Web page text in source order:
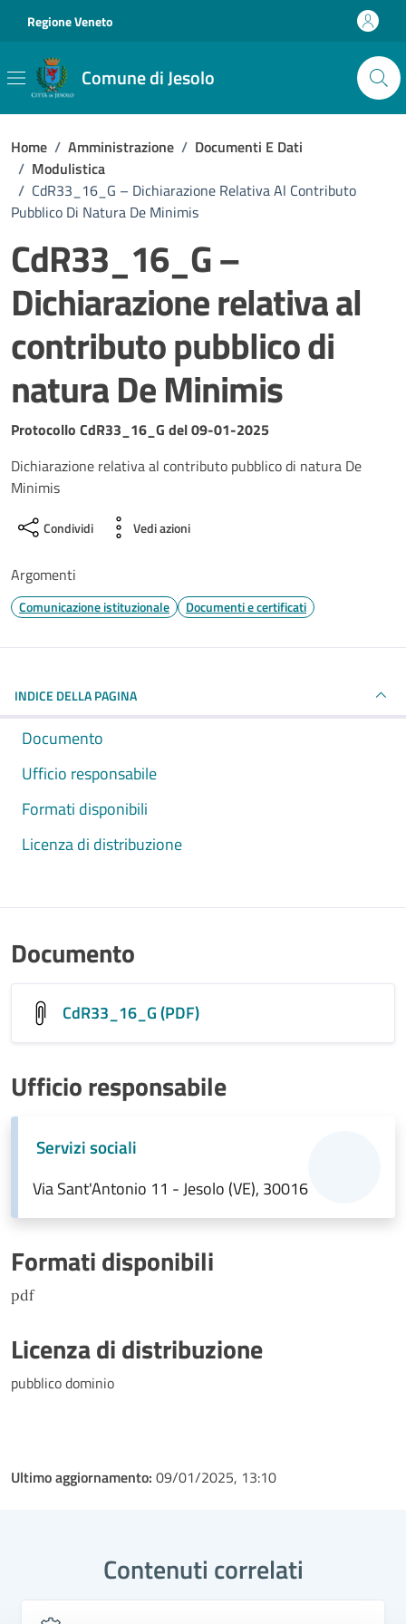
Regione Veneto
Comune di Jesolo
Home / Amministrazione / Documenti E Dati
/ Modulistica
/ CdR33_16_G – Dichiarazione Relativa Al Contributo
Pubblico Di Natura De Minimis
CdR33_16_G –
Dichiarazione relativa al
contributo pubblico di
natura De Minimis
Dettagli del documento
Protocollo CdR33_16_G del 09-01-2025
Dichiarazione relativa al contributo pubblico di natura De
Minimis
Condividi Vedi azioni
Argomenti
Comunicazione istituzionale Documenti e certificati
INDICE DELLA PAGINA
Documento
Ufficio responsabile
Formati disponibili
Licenza di distribuzione
Documento
CdR33_16_G (PDF)
Ufficio responsabile
Servizi sociali
Via Sant'Antonio 11 - Jesolo (VE), 30016
Formati disponibili
pdf
Licenza di distribuzione
pubblico dominio
Ultimo aggiornamento: 09/01/2025, 13:10
Contenuti correlati